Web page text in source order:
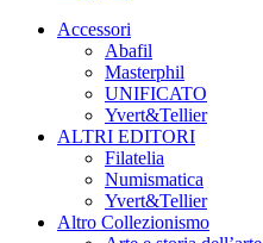
Accessori
Abafil
Masterphil
UNIFICATO
Yvert&Tellier
ALTRI EDITORI
Filatelia
Numismatica
Yvert&Tellier
Altro Collezionismo